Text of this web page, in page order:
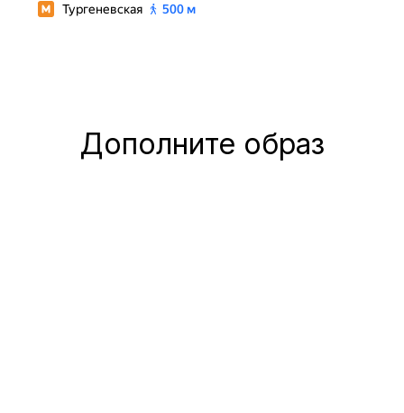
Дополните образ